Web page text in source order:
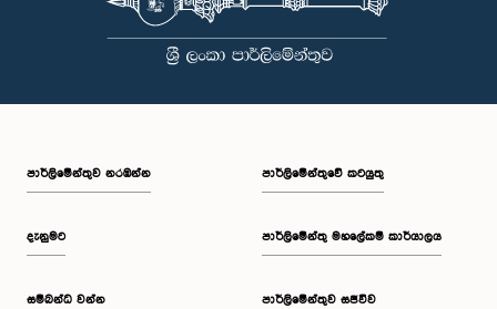
පාර්ලි‌මේන්තුව නරඹන්න
දැනුමට
සම්බන්ධ වන්න
පාර්ලිමේන්තුවේ කටයුතු
පාර්ලිමේන්තු මහලේකම් කාර්යාලය
පාර්ලිමේන්තුව සජීවීව